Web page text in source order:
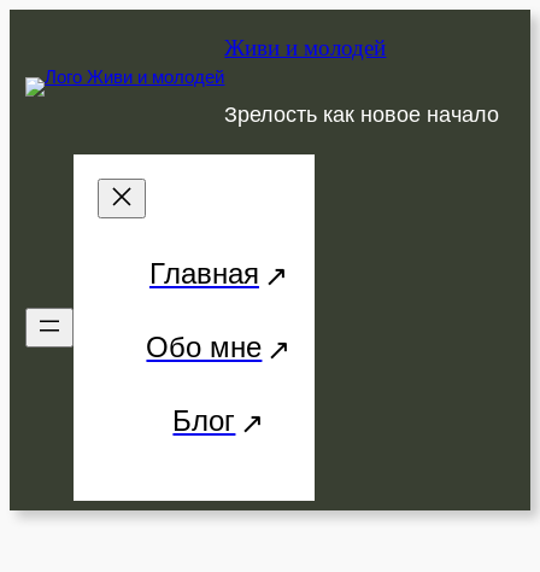
содержимому
Живи и молодей
Зрелость как новое начало
Главная
Обо мне
Блог